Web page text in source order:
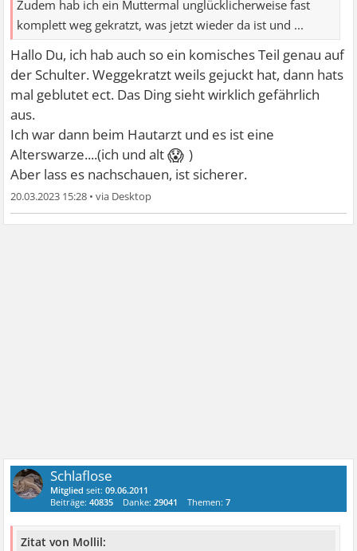
Zudem hab ich ein Muttermal unglücklicherweise fast
komplett weg gekratzt, was jetzt wieder da ist und ...
Hallo Du, ich hab auch so ein komisches Teil genau auf
der Schulter. Weggekratzt weils gejuckt hat, dann hats
mal geblutet ect. Das Ding sieht wirklich gefährlich
aus.
Ich war dann beim Hautarzt und es ist eine
Alterswarze....(ich und alt😱 )
Aber lass es nachschauen, ist sicherer.
20.03.2023 15:28 •
Schlaflose
Mitglied seit:09.06.2011
Beiträge:40835 Danke:29041 Themen:7
Zitat von Mollil: